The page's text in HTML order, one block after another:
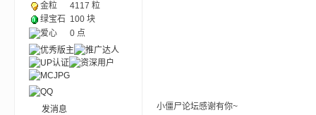
金粒
4117 粒
绿宝石 100 块
爱心
0 点
发消息 小僵尸论坛感谢有你~